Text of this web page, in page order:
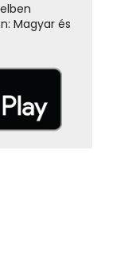
Magyar és